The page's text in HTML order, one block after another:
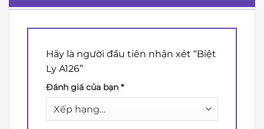
Hãy là người đầu tiên nhận xét “Biệt
Ly A126”
Đánh giá của bạn *